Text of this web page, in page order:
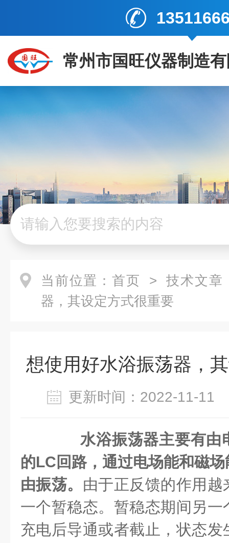
常州市国旺仪器制造
当前位置： 首页 > 技术文章
器，其设定方式很重要
想使用好水浴振荡器，
更新时间：2022-11-
水浴振荡器主要有由
的LC回路，通过电场能和磁
由振荡。 由于正反馈的作用
一个暂稳态。暂稳态期间另
充电后导通或者截止，状态